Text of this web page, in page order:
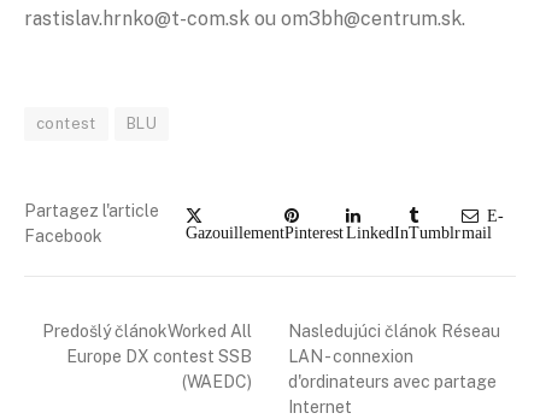
rastislav.hrnko@t-com.sk ou om3bh@centrum.sk.
contest BLU
Partagez l'article
Facebook
GazouillementPinterestLinkedInTumblr
E-
mail
Predošlý článokWorked All
Europe DX contest SSB
(WAEDC)
Nasledujúci článok Réseau
LAN - connexion
d'ordinateurs avec partage
Internet